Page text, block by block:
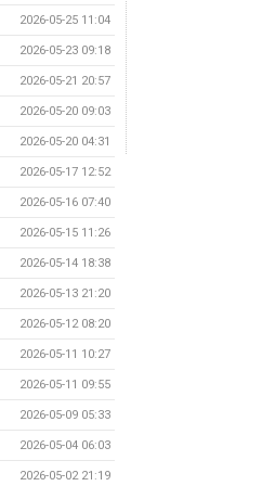
2026-05-25 11:04
2026-05-23 09:18
2026-05-21 20:57
2026-05-20 09:03
2026-05-20 04:31
2026-05-17 12:52
2026-05-16 07:40
2026-05-15 11:26
2026-05-14 18:38
2026-05-13 21:20
2026-05-12 08:20
2026-05-11 10:27
2026-05-11 09:55
2026-05-09 05:33
2026-05-04 06:03
2026-05-02 21:19